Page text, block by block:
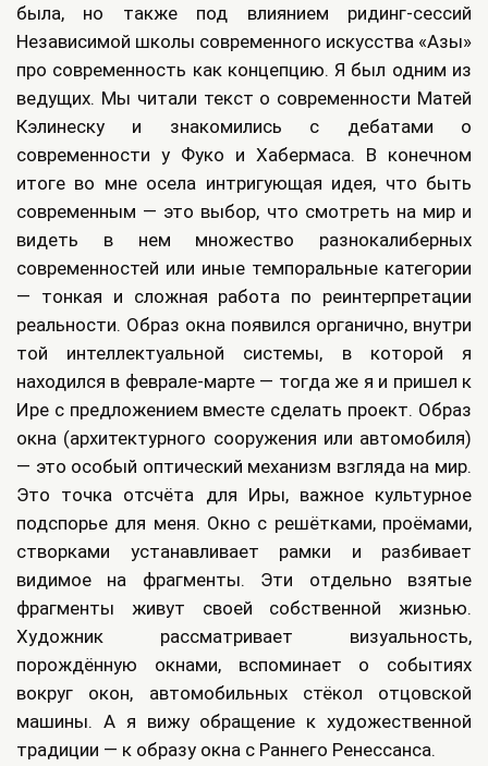
была, но также под влиянием ридинг-сессий
Независимой школы современного искусства «Азы»
про современность как концепцию. Я был одним из
ведущих. Мы читали текст о современности Матей
Кэлинеску и знакомились с дебатами о
современности у Фуко и Хабермаса. В конечном
итоге во мне осела интригующая идея, что быть
современным — это выбор, что смотреть на мир и
видеть в нем множество разнокалиберных
современностей или иные темпоральные категории
— тонкая и сложная работа по реинтерпретации
реальности. Образ окна появился органично, внутри
той интеллектуальной системы, в которой я
находился в феврале-марте — тогда же я и пришел к
Ире с предложением вместе сделать проект. Образ
окна (архитектурного сооружения или автомобиля)
— это особый оптический механизм взгляда на мир.
Это точка отсчёта для Иры, важное культурное
подспорье для меня. Окно с решётками, проёмами,
створками устанавливает рамки и разбивает
видимое на фрагменты. Эти отдельно взятые
фрагменты живут своей собственной жизнью.
Художник рассматривает визуальность,
порождённую окнами, вспоминает о событиях
вокруг окон, автомобильных стёкол отцовской
машины. А я вижу обращение к художественной
традиции — к образу окна с Раннего Ренессанса.